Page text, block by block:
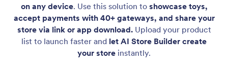
on any device. Use this solution to showcase toys,
accept payments with 40+ gateways, and share your
store via link or app download.Upload your product
list to launch faster and let AI Store Builder create
your store instantly.